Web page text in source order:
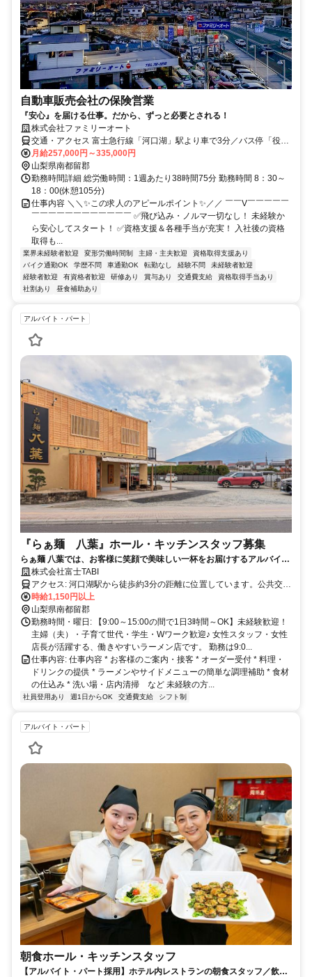
自動車販売会社の保険営業
『安心』を届ける仕事。だから、ずっと必要とされる！
株式会社ファミリーオート
交通・アクセス 富士急行線「河口湖」駅より車で3分／バス停「役場
入口」より徒歩3分
月給257,000円～335,000円
山梨県南都留郡
勤務時間詳細 総労働時間：1週あたり38時間75分 勤務時間 8：30～
18：00(休憩105分)
仕事内容 ＼＼✨この求人のアピールポイント✨／／ ￣￣V￣￣￣￣￣
￣￣￣￣￣￣￣￣￣￣￣￣ ✅飛び込み・ノルマ一切なし！ 未経験か
ら安心してスタート！ ✅資格支援＆各種手当が充実！ 入社後の資格
取得も...
業界未経験者歓迎 変形労働時間制 主婦・主夫歓迎
資格取得支援あり
バイク通勤OK
学歴不問 車通勤OK 転勤なし 経験不問
未経験者歓迎
経験者歓迎
有資格者歓迎 研修あり 賞与あり 交通費支給
資格取得手当あり
社割あり
昼食補助あり
アルバイト・パート
『らぁ麺 八葉』ホール・キッチンスタッフ募集
らぁ麺 八葉では、お客様に笑顔で美味しい一杯をお届けするアルバイ
ト・パートスタッフを募集しています。
株式会社富士TABI
アクセス: 河口湖駅から徒歩約3分の距離に位置しています。公共交通
機関を利用することで、通勤が便利です。
時給1,150円以上
山梨県南都留郡
勤務時間・曜日: 【9:00～15:00の間で1日3時間～OK】未経験歓迎！
主婦（夫）・子育て世代・学生・Wワーク歓迎♪ 女性スタッフ・女性
店長が活躍する、働きやすいラーメン店です。 勤務は9:0...
仕事内容: 仕事内容 * お客様のご案内・接客 * オーダー受付 * 料理・
ドリンクの提供 * ラーメンやサイドメニューの簡単な調理補助 * 食材
の仕込み * 洗い場・店内清掃 など 未経験の方...
社員登用あり 週1日からOK 交通費支給 シフト制
アルバイト・パート
朝食ホール・キッチンスタッフ
【アルバイト・パート採用】ホテル内レストランの朝食スタッフ／飲食